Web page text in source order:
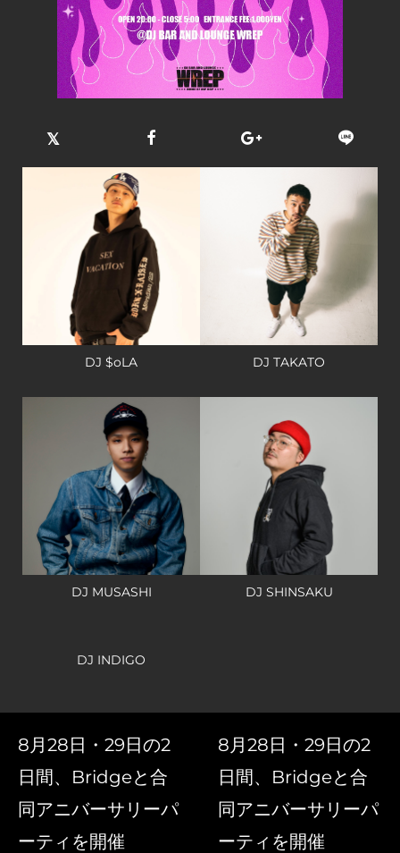
DJ $oLA DJ TAKATO
DJ MUSASHI DJ SHINSAKU
DJ INDIGO
8月28日・29日の2
日間、Bridgeと合
同アニバーサリーパ
ーティを開催
8月28日・29日の2
日間、Bridgeと合
同アニバーサリーパ
ーティを開催